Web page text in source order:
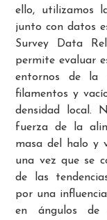
ello, utilizamos
junto con datos
Survey Data
permite evaluar
entornos de la
filamentos y
densidad local.
fuerza de la
masa del halo y
una vez que se
de las
por una
en ángulos de